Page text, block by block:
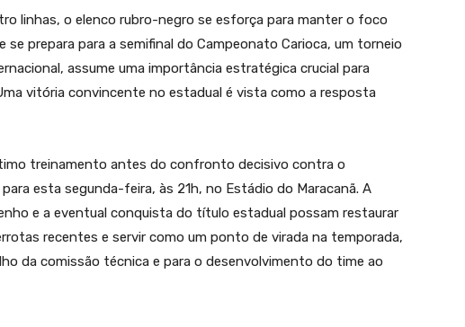
linhas, o elenco rubro-negro se esforça para manter o foco
prepara para a semifinal do Campeonato Carioca, um torneio
assume uma importância estratégica crucial para
vitória convincente no estadual é vista como a resposta
treinamento antes do confronto decisivo contra o
esta segunda-feira, às 21h, no Estádio do Maracanã. A
e a eventual conquista do título estadual possam restaurar
recentes e servir como um ponto de virada na temporada,
da comissão técnica e para o desenvolvimento do time ao